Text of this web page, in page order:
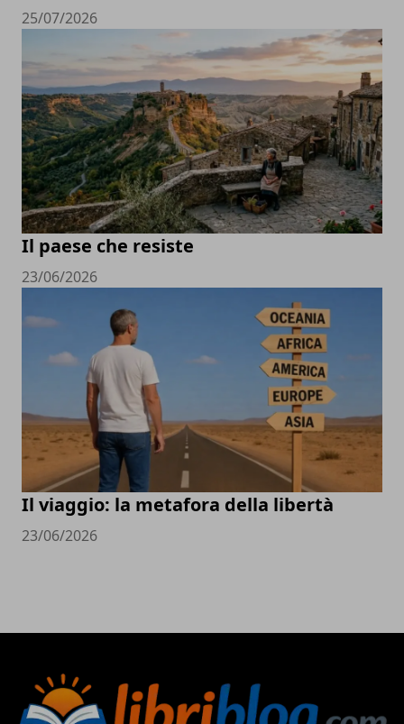
25/07/2026
Il paese che resiste
23/06/2026
Il viaggio: la metafora della libertà
23/06/2026